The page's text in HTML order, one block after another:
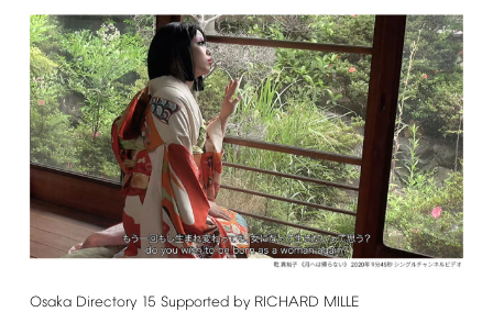
Osaka Directory 15 Supported by RICHARD MILLE